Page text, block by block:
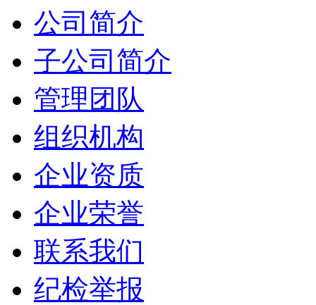
公司简介
子公司简介
管理团队
组织机构
企业资质
企业荣誉
联系我们
纪检举报